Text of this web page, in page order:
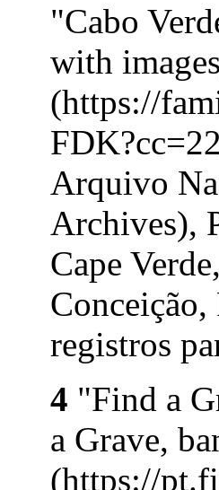
"Cabo
with
(https://
Arquivo
Archives),
Cape
Conceição,
registros
4 "Find a
a Grave,
(https://